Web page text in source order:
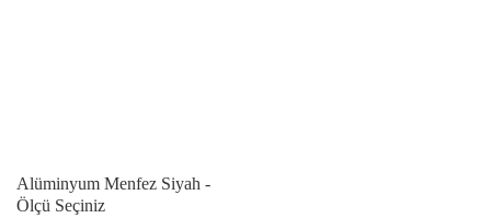
Alüminyum Menfez Siyah -
Ölçü Seçiniz